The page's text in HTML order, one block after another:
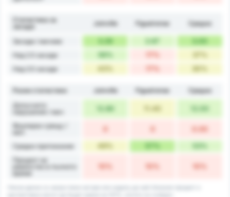
Статистика за
Joinville Figueirense Средно
Засади / мачове 3.29 3.00
Над 2.5 засади 56%
Над 3.5 засади 30%
Разни статистики Joinville Figueirense
Средно
Допуснати
нарушения / мач
Фаулиран срещу /
Средно притежание 49%
Процент на